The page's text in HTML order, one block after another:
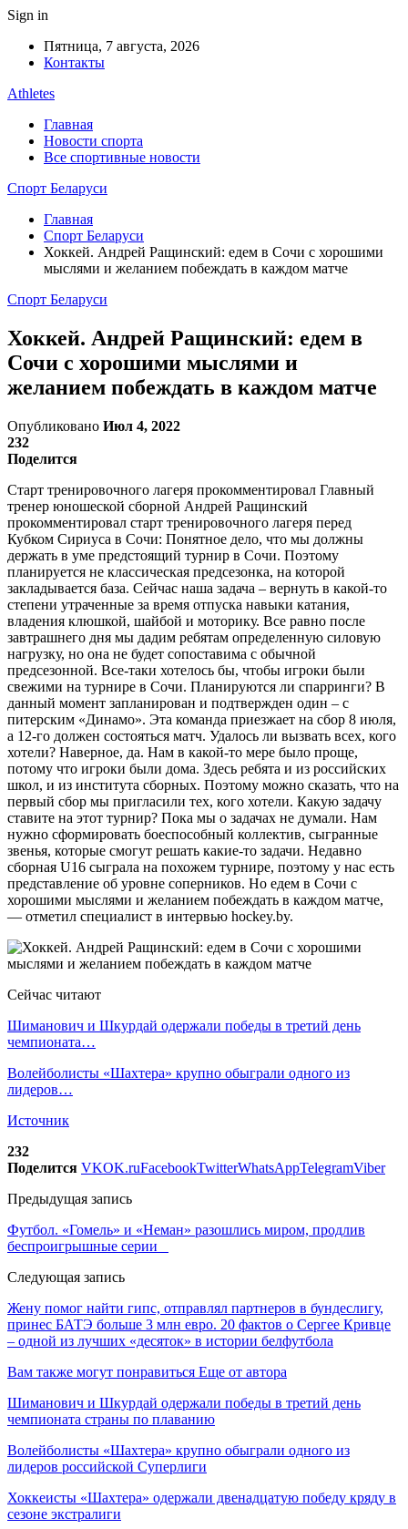
Sign in
Пятница, 7 августа, 2026
Контакты
Athletes
Главная
Новости спорта
Все спортивные новости
Спорт Беларуси
Главная
Спорт Беларуси
Хоккей. Андрей Ращинский: едем в Сочи с хорошими
мыслями и желанием побеждать в каждом матче
Спорт Беларуси
Хоккей. Андрей Ращинский: едем в
Сочи с хорошими мыслями и
желанием побеждать в каждом матче
Опубликовано Июл 4, 2022
232
Поделится
Старт тренировочного лагеря прокомментировал Главный
тренер юношеской сборной Андрей Ращинский
прокомментировал старт тренировочного лагеря перед
Кубком Сириуса в Сочи: Понятное дело, что мы должны
держать в уме предстоящий турнир в Сочи. Поэтому
планируется не классическая предсезонка, на которой
закладывается база. Сейчас наша задача – вернуть в какой-то
степени утраченные за время отпуска навыки катания,
владения клюшкой, шайбой и моторику. Все равно после
завтрашнего дня мы дадим ребятам определенную силовую
нагрузку, но она не будет сопоставима с обычной
предсезонной. Все-таки хотелось бы, чтобы игроки были
свежими на турнире в Сочи. Планируются ли спарринги? В
данный момент запланирован и подтвержден один – с
питерским «Динамо». Эта команда приезжает на сбор 8 июля,
а 12-го должен состояться матч. Удалось ли вызвать всех, кого
хотели? Наверное, да. Нам в какой-то мере было проще,
потому что игроки были дома. Здесь ребята и из российских
школ, и из института сборных. Поэтому можно сказать, что на
первый сбор мы пригласили тех, кого хотели. Какую задачу
ставите на этот турнир? Пока мы о задачах не думали. Нам
нужно сформировать боеспособный коллектив, сыгранные
звенья, которые смогут решать какие-то задачи. Недавно
сборная U16 сыграла на похожем турнире, поэтому у нас есть
представление об уровне соперников. Но едем в Сочи с
хорошими мыслями и желанием побеждать в каждом матче,
— отметил специалист в интервью hockey.by.
Сейчас читают
Шиманович и Шкурдай одержали победы в третий день
чемпионата…
Волейболисты «Шахтера» крупно обыграли одного из
лидеров…
Источник
232
Поделится VKOK.ruFacebookTwitterWhatsAppTelegramViber
Предыдущая запись
Футбол. «Гомель» и «Неман» разошлись миром, продлив
беспроигрышные серии
Следующая запись
Жену помог найти гипс, отправлял партнеров в бундеслигу,
принес БАТЭ больше 3 млн евро. 20 фактов о Сергее Кривце
– одной из лучших «десяток» в истории белфутбола
Вам также могут понравиться Еще от автора
Шиманович и Шкурдай одержали победы в третий день
чемпионата страны по плаванию
Волейболисты «Шахтера» крупно обыграли одного из
лидеров российской Суперлиги
Хоккеисты «Шахтера» одержали двенадцатую победу кряду в
сезоне экстралиги